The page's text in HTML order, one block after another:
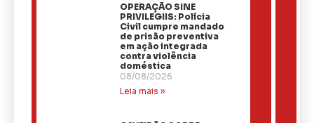
OPERAÇÃO SINE
PRIVILEGIIS: Polícia
Civil cumpre mandado
de prisão preventiva
em ação integrada
contra violência
doméstica
08/08/2026
Leia mais »